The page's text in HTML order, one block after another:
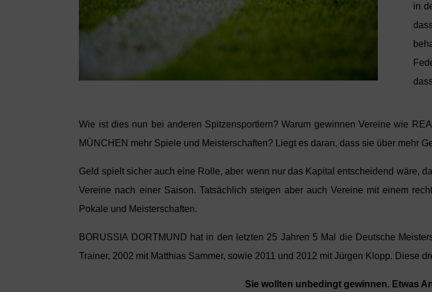
in
Wie ist dies nun bei anderen Spitzensportlern? Warum gewinnen Vereine wie
MÜNCHEN mehr Spiele und Meisterschaften? Liegt es daran, dass sie über mehr
Geld spielt sicher auch eine Rolle, aber wenn nur das Kapital entscheidend wäre,
Vereine nach einer Saison. Tatsächlich steigen aber auch Vereine mit einem
Pokale und Meisterschaften.
BORUSSIA DORTMUND hat in den letzten 25 Jahren 5 Mal die Deutsche
Trainer, 2002 mit Matthias Sammer, sowie 2011 und 2012 mit Jürgen Klopp. Diese
Sie wollten unbedingt gewinnen. Etwas